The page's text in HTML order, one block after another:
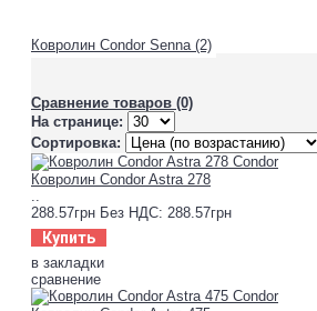
Ковролин Condor Senna (2)
Сравнение товаров (0)
На странице:
Сортировка:
Ковролин Condor Astra 278
288.57грн Без НДС: 288.57грн
Купить
в закладки
сравнение